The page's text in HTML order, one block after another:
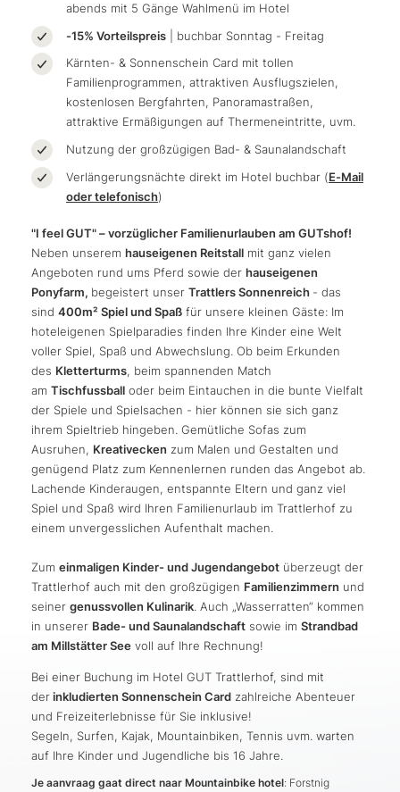
abends mit 5 Gänge Wahlmenü im Hotel
-15% Vorteilspreis | buchbar Sonntag - Freitag
Kärnten- & Sonnenschein Card mit tollen
Familienprogrammen, attraktiven Ausflugszielen,
kostenlosen Bergfahrten, Panoramastraßen,
attraktive Ermäßigungen auf Thermeneintritte, uvm.
Nutzung der großzügigen Bad- & Saunalandschaft
Verlängerungsnächte direkt im Hotel buchbar (E-Mail
oder telefonisch)
"I feel GUT" – vorzüglicher Familienurlauben am GUTshof!
Neben unserem hauseigenen Reitstall mit ganz vielen
Angeboten rund ums Pferd sowie der hauseigenen
Ponyfarm, begeistert unser Trattlers Sonnenreich - das
sind 400m² Spiel und Spaß für unsere kleinen Gäste: Im
hoteleigenen Spielparadies finden Ihre Kinder eine Welt
voller Spiel, Spaß und Abwechslung. Ob beim Erkunden
des Kletterturms, beim spannenden Match
am Tischfussball oder beim Eintauchen in die bunte Vielfalt
der Spiele und Spielsachen - hier können sie sich ganz
ihrem Spieltrieb hingeben. Gemütliche Sofas zum
Ausruhen, Kreativecken zum Malen und Gestalten und
genügend Platz zum Kennenlernen runden das Angebot ab.
Lachende Kinderaugen, entspannte Eltern und ganz viel
Spiel und Spaß wird Ihren Familienurlaub im Trattlerhof zu
einem unvergesslichen Aufenthalt machen.
Zum einmaligen Kinder- und Jugendangebot überzeugt der
Trattlerhof auch mit den großzügigen Familienzimmern und
seiner genussvollen Kulinarik. Auch „Wasserratten“ kommen
in unserer Bade- und Saunalandschaft sowie im Strandbad
am Millstätter See voll auf Ihre Rechnung!
Bei einer Buchung im Hotel GUT Trattlerhof, sind mit
derinkludierten Sonnenschein Card zahlreiche Abenteuer
und Freizeiterlebnisse für Sie inklusive!
Segeln, Surfen, Kajak, Mountainbiken, Tennis uvm. warten
auf Ihre Kinder und Jugendliche bis 16 Jahre.
Je aanvraag gaat direct naar Mountainbike hotel: Forstnig